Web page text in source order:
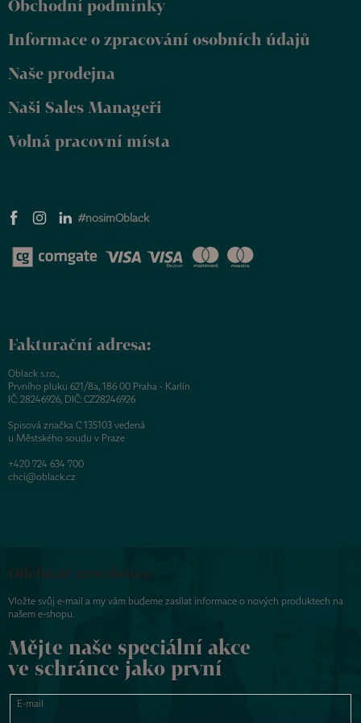
Obchodní podmínky
Informace o zpracování osobních údajů
Naše prodejna
Naši Sales Manageři
Volná pracovní místa
#nosimOblack
Fakturační adresa:
Oblack s.r.o.,
Prvního pluku 621/8a, 186 00 Praha - Karlín
IČ: 28246926, DIČ: CZ28246926
Spisová značka C 135103 vedená
u Městského soudu v Praze
+420 724 634 700
chci@oblack.cz
Odebírat newsletter
Vložte svůj e-mail a my vám budeme zasílat informace o nových produktech na
našem e-shopu.
Mějte naše speciální akce
ve schránce jako první
E-mail